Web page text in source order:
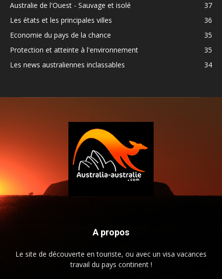
Australie de l'Ouest - Sauvage et isolé
37
Les états et les principales villes
36
Economie du pays de la chance
35
Protection et atteinte à l'environnement
35
Les news australiennes inclassables
34
A propos
Le site de découverte en touriste, ou avec un visa vacances
travail du pays continent !